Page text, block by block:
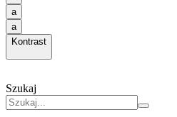
a
a
Kontrast
Szukaj